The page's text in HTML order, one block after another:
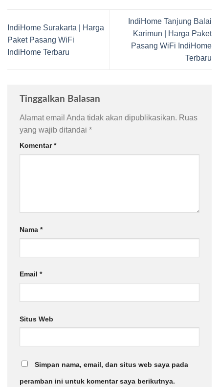
IndiHome Surakarta | Harga
Paket Pasang WiFi
IndiHome Terbaru
IndiHome Tanjung Balai
Karimun | Harga Paket
Pasang WiFi IndiHome
Terbaru
Tinggalkan Balasan
Alamat email Anda tidak akan dipublikasikan. Ruas
yang wajib ditandai *
Komentar*
Nama *
Email *
Situs Web
Simpan nama, email, dan situs web saya pada
peramban ini untuk komentar saya berikutnya.